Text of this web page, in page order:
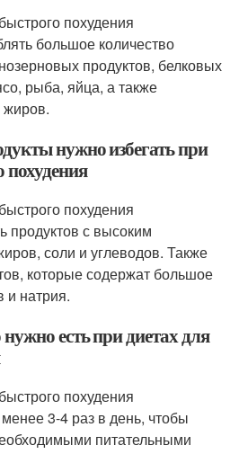
похудения
большое количество
продуктов, белковых
рыба, яйца, а также
жиров.
нужно избегать при
похудения
похудения
продуктов с высоким
соли и углеводов. Также
которые содержат большое
и натрия.
есть при диетах для
похудения
3-4 раз в день, чтобы
питательными